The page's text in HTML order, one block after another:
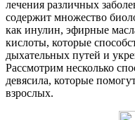
лечения различных
содержит множество
как инулин, эфирные
кислоты, которые
дыхательных путей и
Рассмотрим несколько
девясила, которые
взрослых.